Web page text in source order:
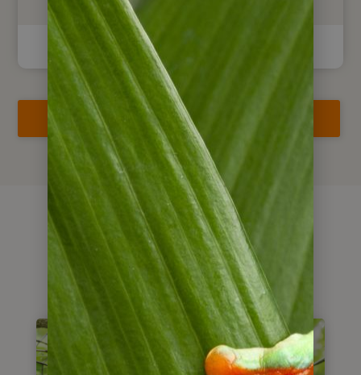
Reise jetzt anfragen
Alternativen &
Kombinationen